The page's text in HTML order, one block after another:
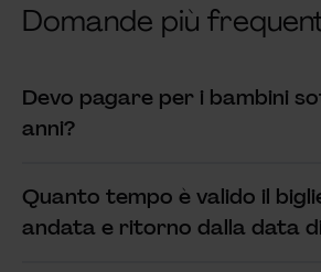
Domande più
Devo pagare per i bambini
anni?
Mostra risposta
Quanto tempo è valido il
andata e ritorno dalla data
Mostra risposta